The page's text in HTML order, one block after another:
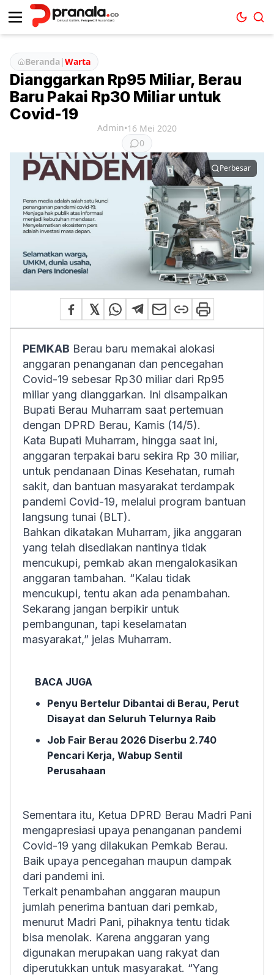
Beranda|Warta
Dianggarkan Rp95 Miliar, Berau
Baru Pakai Rp30 Miliar untuk
Covid-19
Admin•16 Mei 2020
0
Perbesar
PEMKAB Berau baru memakai alokasi
anggaran penanganan dan pencegahan
Covid-19 sebesar Rp30 miliar dari Rp95
miliar yang dianggarkan. Ini disampaikan
Bupati Berau Muharram saat pertemuan
dengan DPRD Berau, Kamis (14/5).
Kata Bupati Muharram, hingga saat ini,
anggaran terpakai baru sekira Rp 30 miliar,
untuk pendanaan Dinas Kesehatan, rumah
sakit, dan bantuan masyarakat terdampak
pandemi Covid-19, melalui program bantuan
langsung tunai (BLT).
Bahkan dikatakan Muharram, jika anggaran
yang telah disediakan nantinya tidak
mencukupi, pemkab akan mengalokasikan
anggaran tambahan. “Kalau tidak
mencukupi, tentu akan ada penambahan.
Sekarang jangan berpikir untuk
pembangunan, tapi keselamatan
masyarakat,” jelas Muharram.
BACA JUGA
Penyu Bertelur Dibantai di Berau, Perut
Disayat dan Seluruh Telurnya Raib
Job Fair Berau 2026 Diserbu 2.740
Pencari Kerja, Wabup Sentil
Perusahaan
Sementara itu, Ketua DPRD Berau Madri Pani
mengapresiasi upaya penanganan pandemi
Covid-19 yang dilakukan Pemkab Berau.
Baik upaya pencegahan maupun dampak
dari pandemi ini.
Terkait penambahan anggaran maupun
jumlah penerima bantuan dari pemkab,
menurut Madri Pani, pihaknya tentu tidak
bisa menolak. Karena anggaran yang
digunakan merupakan uang rakyat dan
diperutukkan untuk masyarakat. “Yang